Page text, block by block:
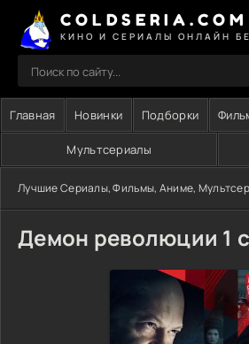
COLDSERIA.COM
Главная Новинки Подборки
Мультсериалы
Лучшие Сериалы, Фильмы, Аниме,
Демон революции 1